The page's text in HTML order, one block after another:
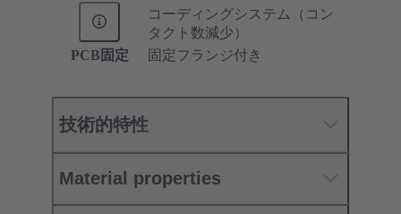
コーディングシステム（コン
タクト数減少）
PCB固定
固定フランジ付き
技術的特性
Material properties